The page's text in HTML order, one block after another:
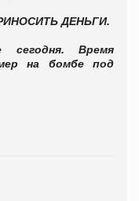
ДЕНЬГИ.
сегодня. Время
на бомбе под